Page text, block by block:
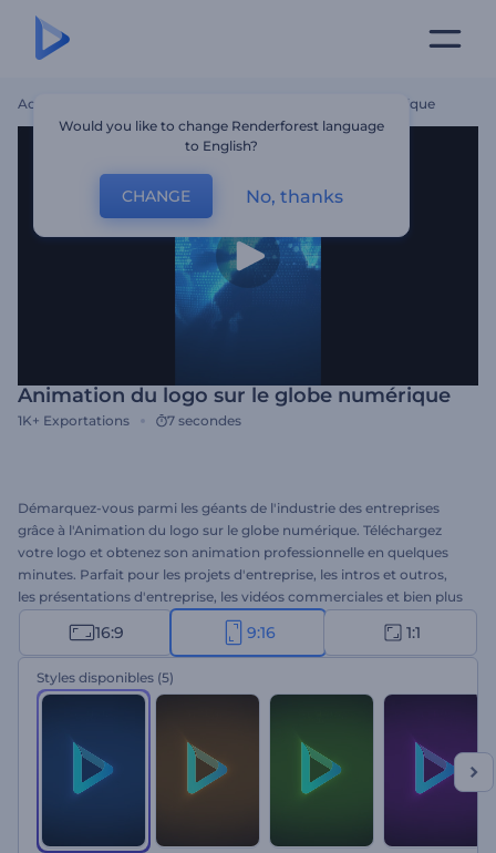
Accueil Animation Du Logo Sur Le Globe Numérique
Animation du logo sur le globe numérique
1K+ Exportations 7 secondes
Démarquez-vous parmi les géants de l'industrie des entreprises
grâce à l'Animation du logo sur le globe numérique. Téléchargez
votre logo et obtenez son animation professionnelle en quelques
minutes. Parfait pour les projets d'entreprise, les intros et outros,
les présentations d'entreprise, les vidéos commerciales et bien plus
encore. Défiez vos concurrents avec une animation de logo
dynamique et élégante. N'hésitez pas à l'essayer !
16:9 9:16 1:1
Styles disponibles (5)
Would you like to change Renderforest language
to English?
CHANGE No, thanks